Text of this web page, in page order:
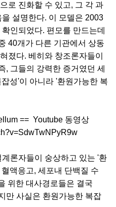
로 진화할 수 있고, 그 각 과
설명한다. 이 모델은 2003
인되었다. 편모를 만드는데
40개가 다른 기관에서 상동
졌다. 베히와 창조론자들이
, 그들의 강력한 증거였던 세
성'이 아니라 '환원가능한 복
== Youtube 동영상
론자들이 숭상하고 있는 '환
액응고, 세포내 단백질 수
위한 대사경로들은 결국
만 사실은 환원가능한 복잡